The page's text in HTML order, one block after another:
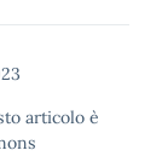
articolo è